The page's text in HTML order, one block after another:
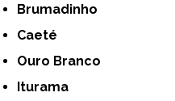
Brumadinho
Caeté
Ouro Branco
Iturama